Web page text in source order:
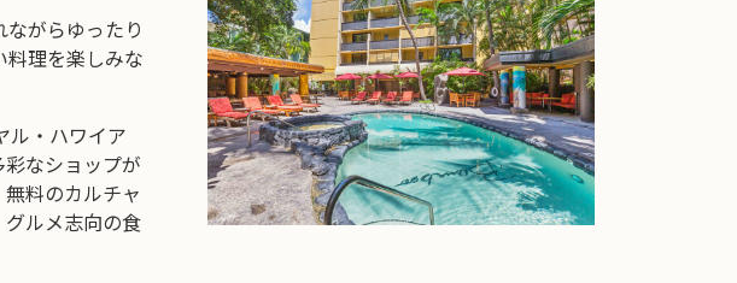
がらゆったり
料理を楽しみな
ル・ハワイア
なショップが
料のカルチャ
ルメ志向の食